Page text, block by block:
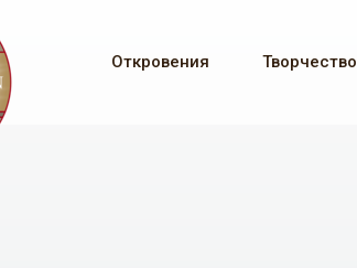
Откровения Творчество